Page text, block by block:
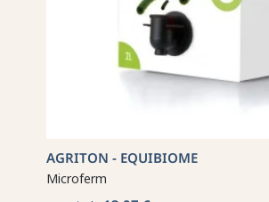
AGRITON - EQUIBIOME
Microferm